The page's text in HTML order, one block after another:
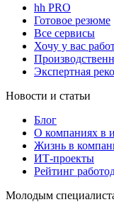
hh PRO
Готовое резюме
Все сервисы
Хочу у вас
Экспертная
Новости и статьи
Блог
О компаниях в
Жизнь в
ИТ-проекты
Рейтинг
Молодым